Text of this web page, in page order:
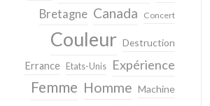
Bretagne Canada Concert
Couleur Destruction
Errance
Etats-Unis Expérience
Femme Homme Machine